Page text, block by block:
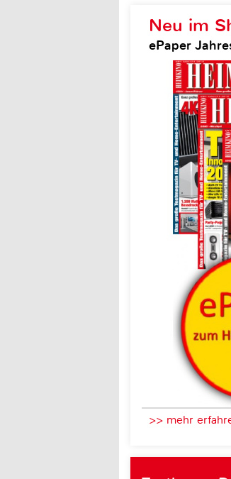
Neu im
ePaper
>> mehr